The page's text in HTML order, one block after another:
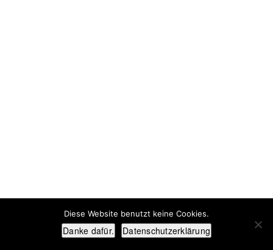
Diese Website benutzt keine Cookies.
Danke dafür. Datenschutzerklärung